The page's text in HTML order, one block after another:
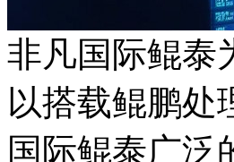
非凡国际鲲泰
以搭载鲲鹏处
国际鲲泰广泛